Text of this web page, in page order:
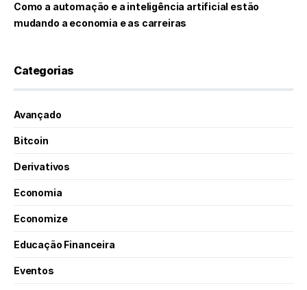
Como a automação e a inteligência artificial estão
mudando a economia e as carreiras
Categorias
Avançado
Bitcoin
Derivativos
Economia
Economize
Educação Financeira
Eventos